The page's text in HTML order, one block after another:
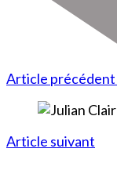
Article précédent
Article suivant